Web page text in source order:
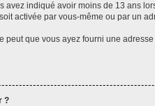
avez indiqué avoir moins de 13 ans
activée par vous-même ou par un
peut que vous ayez fourni une
?